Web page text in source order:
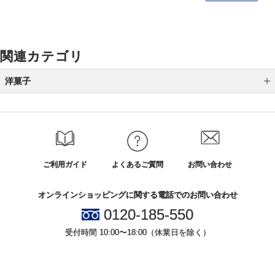
関連カテゴリ
洋菓子
バームクーヘン
ご利用ガイド よくあるご質問 お問い合わせ
オンラインショッピングに関する電話でのお問い合わせ
0120-185-550
受付時間 10:00〜18:00（休業日を除く）